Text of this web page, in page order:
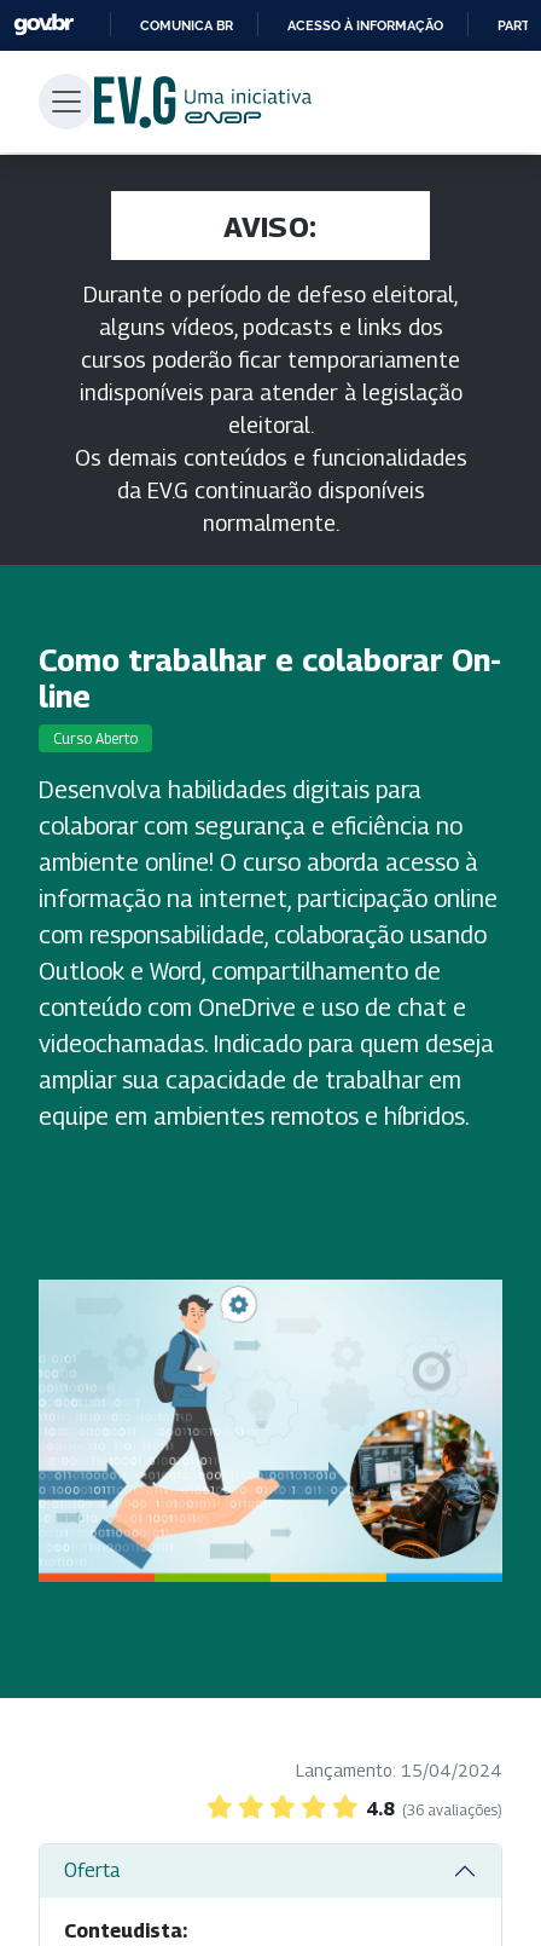
PARA
CONTEÚDO
COMUNICA BR ACESSO À INFORMAÇÃO
AVISO:
Durante o período de defeso eleitoral,
alguns vídeos, podcasts e links dos
cursos poderão ficar temporariamente
indisponíveis para atender à legislação
eleitoral.
Os demais conteúdos e funcionalidades
da EV.G continuarão disponíveis
normalmente.
Como trabalhar e colaborar On-
line
Curso Aberto
Desenvolva habilidades digitais para
colaborar com segurança e eficiência no
ambiente online! O curso aborda acesso à
informação na internet, participação online
com responsabilidade, colaboração usando
Outlook e Word, compartilhamento de
conteúdo com OneDrive e uso de chat e
videochamadas. Indicado para quem deseja
ampliar sua capacidade de trabalhar em
equipe em ambientes remotos e híbridos.
Lançamento: 15/04/2024
4.8 (36 avaliações)
Oferta
Conteudista: